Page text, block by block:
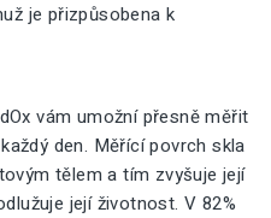
je přizpůsobena k
vám umožní přesně měřit
den. Měřící povrch skla
tělem a tím zvyšuje její
její životnost. V 82%